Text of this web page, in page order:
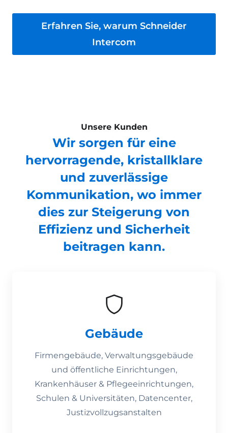
Erfahren Sie, warum Schneider
Intercom
Unsere Kunden
Wir sorgen für eine
hervorragende, kristallklare
und zuverlässige
Kommunikation, wo immer
dies zur Steigerung von
Effizienz und Sicherheit
beitragen kann.
Gebäude
Firmengebäude, Verwaltungsgebäude
und öffentliche Einrichtungen,
Krankenhäuser & Pflegeeinrichtungen,
Schulen & Universitäten, Datencenter,
Justizvollzugsanstalten